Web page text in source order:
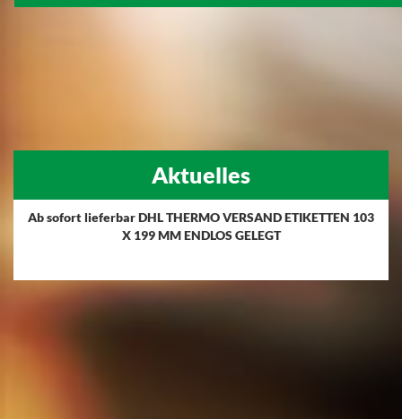
Aktuelles
Ab sofort lieferbar DHL THERMO VERSAND ETIKETTEN 103
X 199 MM ENDLOS GELEGT